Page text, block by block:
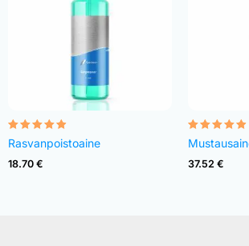
Rated
4.82
out of 5
Rasvanpoistoaine
18.70 €
Rated
4.83
out of 5
37.52 €